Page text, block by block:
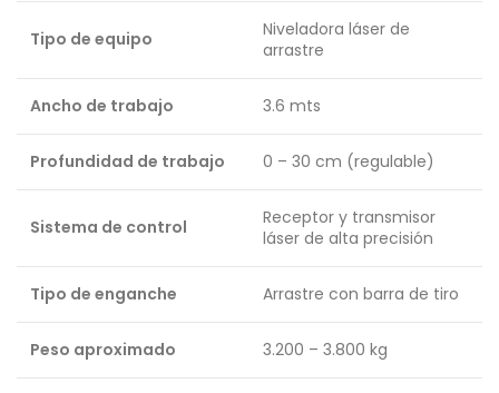
Tipo de equipo
Niveladora láser de
arrastre
Ancho de trabajo 3.6 mts
Profundidad de trabajo 0 – 30 cm (regulable)
Sistema de control
Receptor y transmisor
láser de alta precisión
Tipo de enganche Arrastre con barra de tiro
Peso aproximado 3.200 – 3.800 kg